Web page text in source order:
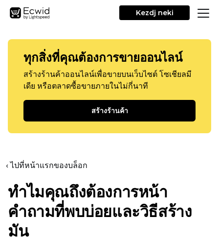
Kezdj neki
ทุกสิ่งที่คุณต้องการขายออนไลน์
สร้างร้านค้าออนไลน์เพื่อขายบนเว็บไซต์ โซเชียลมี
เดีย หรือตลาดซื้อขายภายในไม่กี่นาที
สร้างร้านค้า
‹ ไปที่หน้าแรกของบล็อก
ทำไมคุณถึงต้องการหน้า
คำถามที่พบบ่อยและวิธีสร้าง
มัน